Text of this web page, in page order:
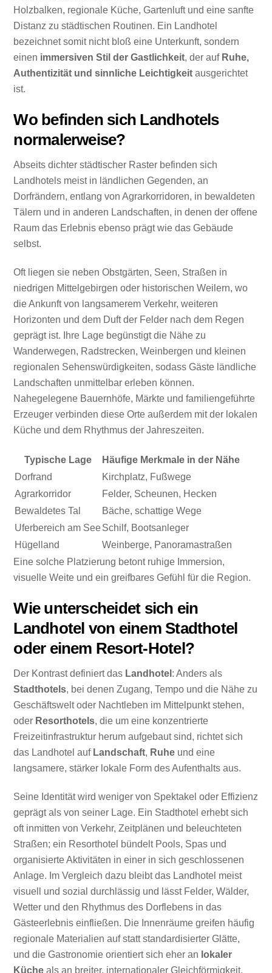
Holzbalken, regionale Küche, Gartenluft und eine sanfte
Distanz zu städtischen Routinen. Ein Landhotel
bezeichnet somit nicht bloß eine Unterkunft, sondern
einen immersiven Stil der Gastlichkeit, der auf Ruhe,
Authentizität und sinnliche Leichtigkeit ausgerichtet
ist.
Wo befinden sich Landhotels
normalerweise?
Abseits dichter städtischer Raster befinden sich
Landhotels meist in ländlichen Gegenden, an
Dorfrändern, entlang von Agrarkorridoren, in bewaldeten
Tälern und in anderen Landschaften, in denen der offene
Raum das Erlebnis ebenso prägt wie das Gebäude
selbst.
Oft liegen sie neben Obstgärten, Seen, Straßen in
niedrigen Mittelgebirgen oder historischen Weilern, wo
die Ankunft von langsamerem Verkehr, weiteren
Horizonten und dem Duft der Felder nach dem Regen
geprägt ist. Ihre Lage begünstigt die Nähe zu
Wanderwegen, Radstrecken, Weinbergen und kleinen
regionalen Sehenswürdigkeiten, sodass Gäste ländliche
Landschaften unmittelbar erleben können.
Nahegelegene Bauernhöfe, Märkte und familiengeführte
Erzeuger verbinden diese Orte außerdem mit der lokalen
Küche und dem Rhythmus der Jahreszeiten.
Typische Lage
Häufige Merkmale in der Nähe
Dorfrand
Kirchplatz, Fußwege
Agrarkorridor
Felder, Scheunen, Hecken
Bewaldetes Tal
Bäche, schattige Wege
Uferbereich am SeeSchilf, Bootsanleger
Hügelland
Weinberge, Panoramastraßen
Eine solche Platzierung betont ruhige Immersion,
visuelle Weite und ein greifbares Gefühl für die Region.
Wie unterscheidet sich ein
Landhotel von einem Stadthotel
oder einem Resort-Hotel?
Der Kontrast definiert das Landhotel : Anders als
Stadthotels, bei denen Zugang, Tempo und die Nähe zu
Geschäftswelt oder Nachtleben im Mittelpunkt stehen,
oder Resorthotels, die um eine konzentrierte
Freizeitinfrastruktur herum aufgebaut sind, richtet sich
das Landhotel auf Landschaft, Ruhe und eine
langsamere, stärker lokale Form des Aufenthalts aus.
Seine Identität wird weniger von Spektakel oder Effizienz
geprägt als von seiner Lage. Ein Stadthotel erhebt sich
oft inmitten von Verkehr, Zeitplänen und beleuchteten
Straßen; ein Resorthotel bündelt Pools, Spas und
organisierte Aktivitäten in einer in sich geschlossenen
Anlage. Im Vergleich dazu bleibt das Landhotel meist
visuell und sozial durchlässig und lässt Felder, Wälder,
Wetter und den Rhythmus des Dorflebens in das
Gästeerlebnis einfließen. Die Innenräume greifen häufig
regionale Materialien auf statt standardisierter Glätte,
und die Gastronomie orientiert sich eher an lokaler
Küche als an breiter, internationaler Gleichförmigkeit.